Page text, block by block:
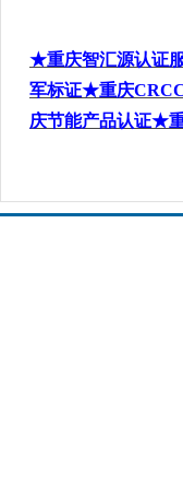
★重庆智汇源认证
军标证★重庆
庆节能产品认证★